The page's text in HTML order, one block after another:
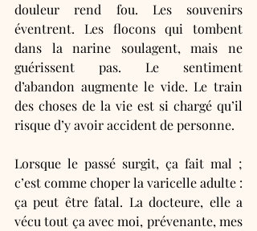
douleur rend fou. Les souvenirs
éventrent. Les flocons qui tombent
dans la narine soulagent, mais ne
guérissent pas. Le sentiment
d’abandon augmente le vide. Le train
des choses de la vie est si chargé qu’il
risque d’y avoir accident de personne.
Lorsque le passé surgit, ça fait mal ;
c’est comme choper la varicelle adulte :
ça peut être fatal. La docteure, elle a
vécu tout ça avec moi, prévenante, mes